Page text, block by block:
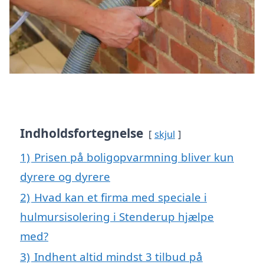
Indholdsfortegnelse skjul
1) Prisen på boligopvarmning bliver kun
dyrere og dyrere
2) Hvad kan et firma med speciale i
hulmursisolering i Stenderup hjælpe
med?
3) Indhent altid mindst 3 tilbud på